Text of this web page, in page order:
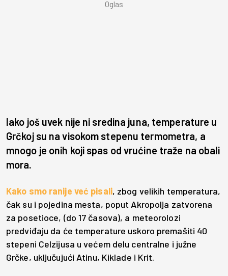
Iako još uvek nije ni sredina juna, temperature u
Grčkoj su na visokom stepenu termometra, a
mnogo je onih koji spas od vrućine traže na obali
mora.
Kako smo ranije već pisali, zbog velikih temperatura,
čak su i pojedina mesta, poput Akropolja zatvorena
za posetioce, (do 17 časova), a meteorolozi
predviđaju da će temperature uskoro premašiti 40
stepeni Celzijusa u većem delu centralne i južne
Grčke, uključujući Atinu, Kiklade i Krit.